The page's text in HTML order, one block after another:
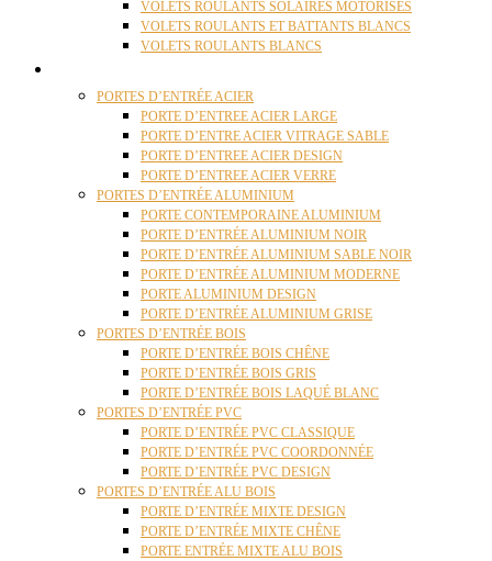
VOLETS ROULANTS SOLAIRES MOTORISÉS
VOLETS ROULANTS ET BATTANTS BLANCS
VOLETS ROULANTS BLANCS
PORTES D’ENTRÉE ACIER
PORTE D’ENTREE ACIER LARGE
PORTE D’ENTRE ACIER VITRAGE SABLE
PORTE D’ENTREE ACIER DESIGN
PORTE D’ENTREE ACIER VERRE
PORTES D’ENTRÉE ALUMINIUM
PORTE CONTEMPORAINE ALUMINIUM
PORTE D’ENTRÉE ALUMINIUM NOIR
PORTE D’ENTRÉE ALUMINIUM SABLE NOIR
PORTE D’ENTRÉE ALUMINIUM MODERNE
PORTE ALUMINIUM DESIGN
PORTE D’ENTRÉE ALUMINIUM GRISE
PORTES D’ENTRÉE BOIS
PORTE D’ENTRÉE BOIS CHÊNE
PORTE D’ENTRÉE BOIS GRIS
PORTE D’ENTRÉE BOIS LAQUÉ BLANC
PORTES D’ENTRÉE PVC
PORTE D’ENTRÉE PVC CLASSIQUE
PORTE D’ENTRÉE PVC COORDONNÉE
PORTE D’ENTRÉE PVC DESIGN
PORTES D’ENTRÉE ALU BOIS
PORTE D’ENTRÉE MIXTE DESIGN
PORTE D’ENTRÉE MIXTE CHÊNE
PORTE ENTRÉE MIXTE ALU BOIS